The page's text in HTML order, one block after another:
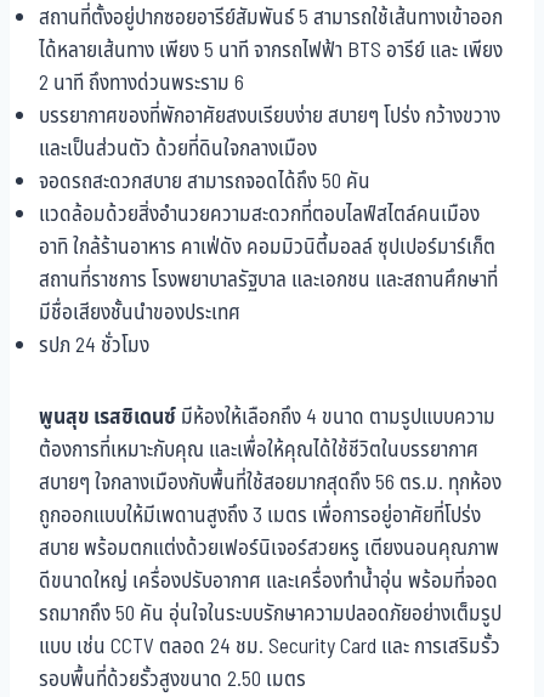
สถานที่ตั้งอยู่ปากซอยอารีย์สัมพันธ์ 5 สามารถใช้เส้นทางเข้าออก
ได้หลายเส้นทาง เพียง 5 นาที จากรถไฟฟ้า BTS อารีย์ และ เพียง
2 นาที ถึงทางด่วนพระราม 6
บรรยากาศของที่พักอาศัยสงบเรียบง่าย สบายๆ โปร่ง กว้างขวาง
และเป็นส่วนตัว ด้วยที่ดินใจกลางเมือง
จอดรถสะดวกสบาย สามารถจอดได้ถึง 50 คัน
แวดล้อมด้วยสิ่งอำนวยความสะดวกที่ตอบไลฟ์สไตล์คนเมือง
อาทิ ใกล้ร้านอาหาร คาเฟ่ดัง คอมมิวนิตี้มอลล์ ซุปเปอร์มาร์เก็ต
สถานที่ราชการ โรงพยาบาลรัฐบาล และเอกชน และสถานศึกษาที่
มีชื่อเสียงชั้นนำของประเทศ
รปภ 24 ชั่วโมง
พูนสุข เรสซิเดนซ์มีห้องให้เลือกถึง 4 ขนาด ตามรูปแบบความ
ต้องการที่เหมาะกับคุณ และเพื่อให้คุณได้ใช้ชีวิตในบรรยากาศ
สบายๆ ใจกลางเมืองกับพื้นที่ใช้สอยมากสุดถึง 56 ตร.ม. ทุกห้อง
ถูกออกแบบให้มีเพดานสูงถึง 3 เมตร เพื่อการอยู่อาศัยที่โปร่ง
สบาย พร้อมตกแต่งด้วยเฟอร์นิเจอร์สวยหรู เตียงนอนคุณภาพ
ดีขนาดใหญ่ เครื่องปรับอากาศ และเครื่องทำน้ำอุ่น พร้อมที่จอด
รถมากถึง 50 คัน อุ่นใจในระบบรักษาความปลอดภัยอย่างเต็มรูป
แบบ เช่น CCTV ตลอด 24 ชม. Security Card และ การเสริมรั้ว
รอบพื้นที่ด้วยรั้วสูงขนาด 2.50 เมตร